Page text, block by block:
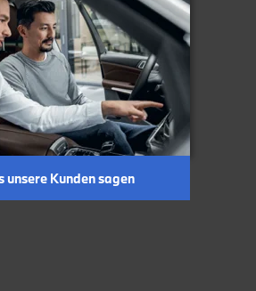
unsere Kunden sagen